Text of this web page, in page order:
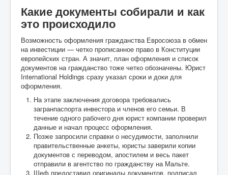
Какие документы собирали и как
это происходило
Возможность оформления гражданства Евросоюза в обмен
на инвестиции — четко прописанное право в Конституции
европейских стран. А значит, план оформления и список
документов на гражданство тоже четко обозначены. Юрист
International Holdings сразу указал сроки и доки для
оформления.
На этапе заключения договора требовались
загранпаспорта инвестора и членов его семьи. В
течение одного рабочего дня юрист компании проверил
данные и начал процесс оформления.
Позже запросили справки о несудимости, заполнили
правительственные анкеты, юристы заверили копии
документов с переводом, апостилем и весь пакет
отправили в агентство по гражданству на Мальте.
Шеф предоставил оригиналы документов, подписал